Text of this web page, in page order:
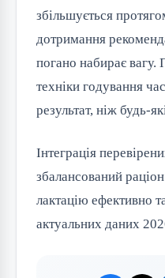
збільшується
дотримання
погано набирає вагу.
техніки годування
результат, ніж будь-
Інтеграція
збалансований
лактацію ефективно
актуальних даних